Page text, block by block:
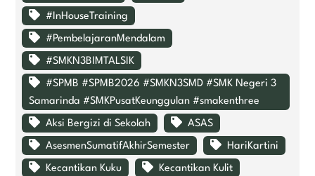
#InHouseTraining
#PembelajaranMendalam
#SMKN3BIMTALSIK
#SPMB #SPMB2026 #SMKN3SMD #SMK Negeri 3
Samarinda #SMKPusatKeunggulan #smakenthree
Aksi Bergizi di Sekolah ASAS
AsesmenSumatifAkhirSemester HariKartini
Kecantikan Kuku Kecantikan Kulit